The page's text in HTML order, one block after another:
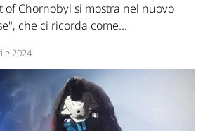
of Chornobyl si mostra nel nuovo
che ci ricorda come...
2024